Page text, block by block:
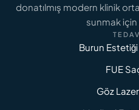
donatılmış modern klinik
sunmak için
Burun
FUE
Göz